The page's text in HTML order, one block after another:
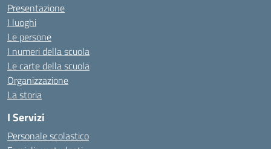
Presentazione
I luoghi
Le persone
I numeri della scuola
Le carte della scuola
Organizzazione
La storia
I Servizi
Personale scolastico